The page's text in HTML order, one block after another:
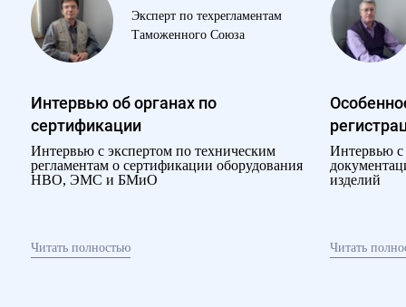
Эксперт по техрегламентам
Таможенного Союза
Интервью об органах по
сертификации
Интервью с экспертом по техническим
регламентам о сертификации оборудования
НВО, ЭМС и БМиО
Читать полностью
Интервью с
изделий
Читать